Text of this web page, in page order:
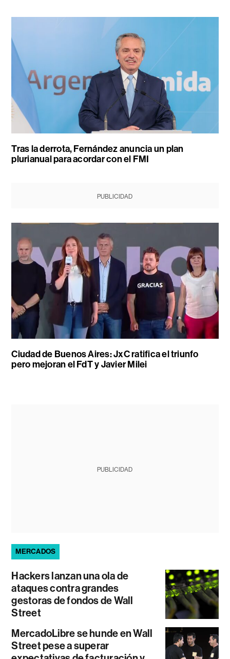
Tras la derrota, Fernández anuncia un plan
plurianual para acordar con el FMI
PUBLICIDAD
Ciudad de Buenos Aires: JxC ratifica el triunfo
pero mejoran el FdT y Javier Milei
PUBLICIDAD
MERCADOS
Hackers lanzan una ola de
ataques contra grandes
gestoras de fondos de Wall
Street
MercadoLibre se hunde en Wall
Street pese a superar